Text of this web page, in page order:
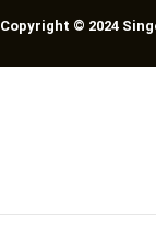
Copyright © 2024